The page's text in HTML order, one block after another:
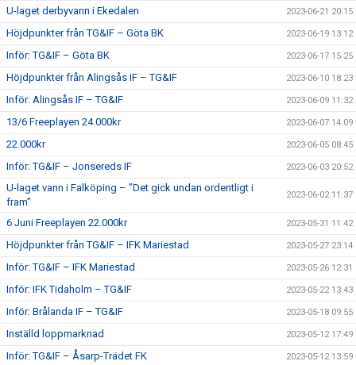
U-laget derbyvann i Ekedalen 2023-06-21 20:15
Höjdpunkter från TG&IF – Göta BK 2023-06-19 13:12
Inför: TG&IF – Göta BK 2023-06-17 15:25
Höjdpunkter från Alingsås IF – TG&IF 2023-06-10 18:23
Inför: Alingsås IF – TG&IF 2023-06-09 11:32
13/6 Freeplayen 24.000kr 2023-06-07 14:09
22.000kr 2023-06-05 08:45
Inför: TG&IF – Jonsereds IF 2023-06-03 20:52
U-laget vann i Falköping – ”Det gick undan ordentligt i
fram”
2023-06-02 11:37
6 Juni Freeplayen 22.000kr 2023-05-31 11:42
Höjdpunkter från TG&IF – IFK Mariestad 2023-05-27 23:14
Inför: TG&IF – IFK Mariestad 2023-05-26 12:31
Inför: IFK Tidaholm – TG&IF 2023-05-22 13:43
Inför: Brålanda IF – TG&IF 2023-05-18 09:55
Inställd loppmarknad 2023-05-12 17:49
Inför: TG&IF – Åsarp-Trädet FK 2023-05-12 13:59